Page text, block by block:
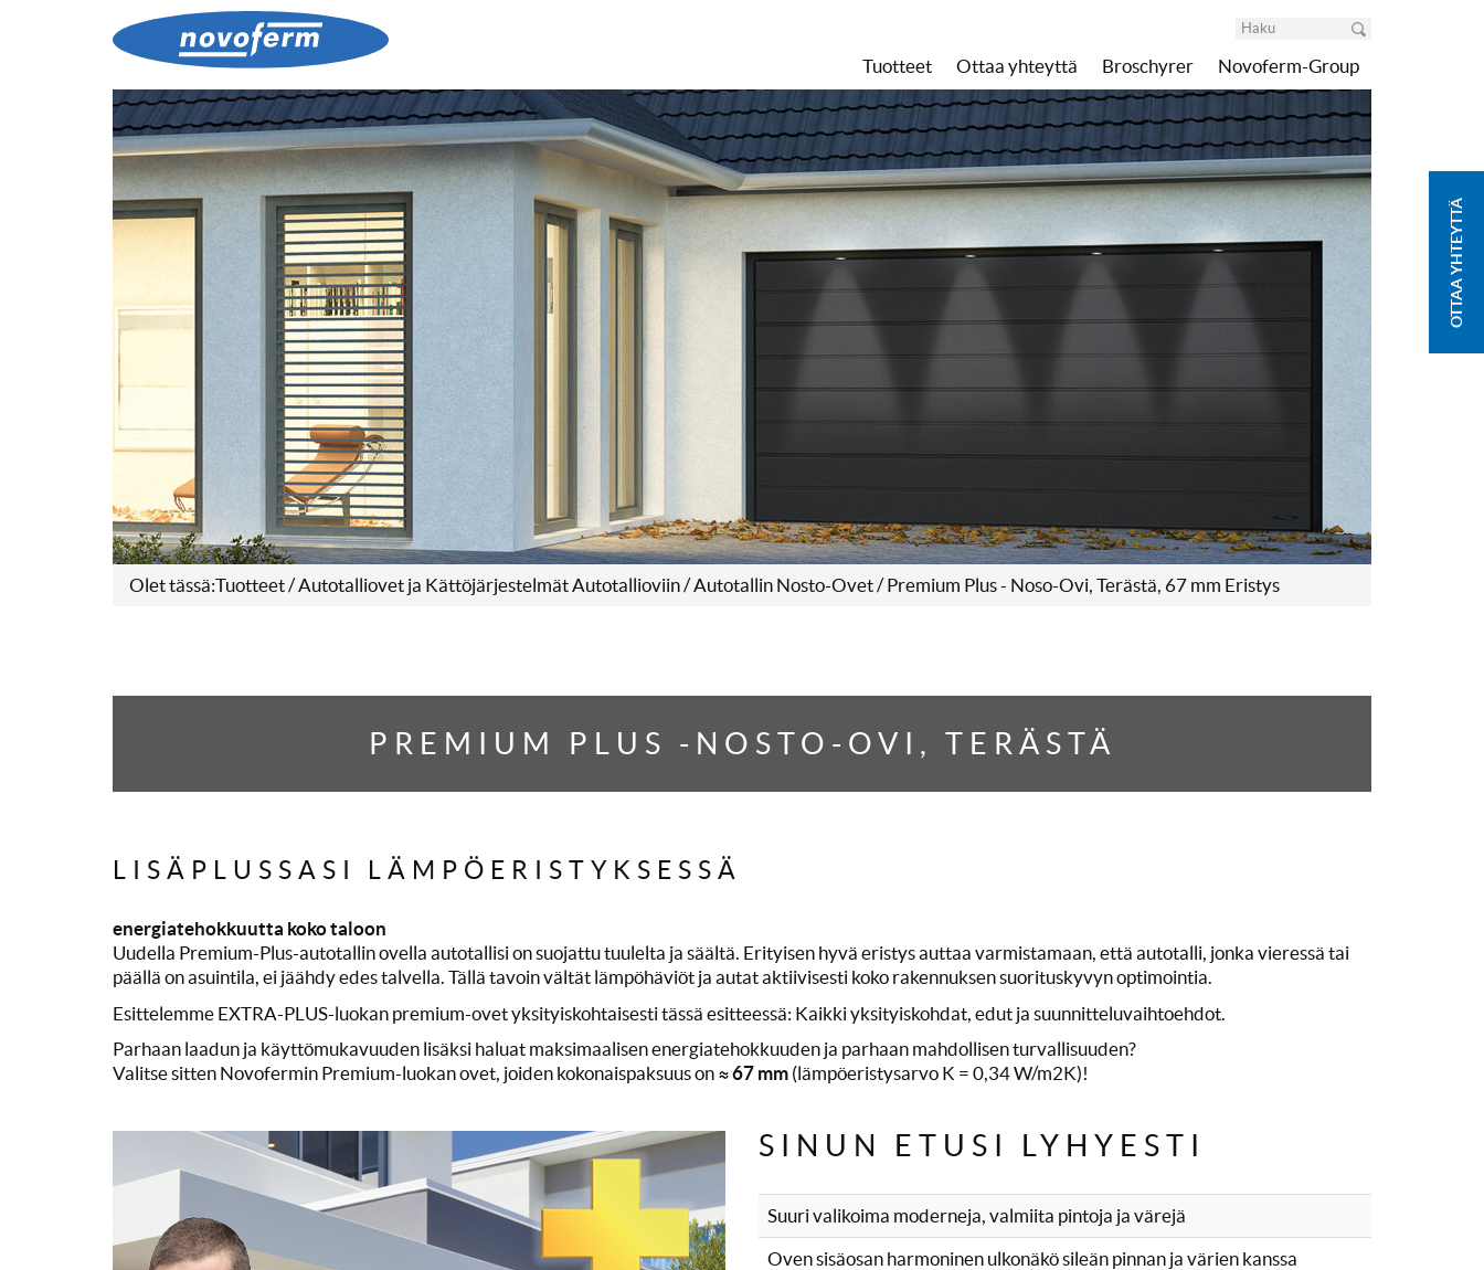
Tuotteet Ottaa yhteyttä Broschyrer Novoferm-Group
OTTAA YHTEYTTÄ
Olet tässä:Tuotteet/Autotalliovet ja Kättöjärjestelmät Autotallioviin/Autotallin Nosto-Ovet/ Premium Plus - Noso-Ovi, Terästä, 67 mm Eristys
PREMIUM PLUS -NOSTO-OVI, TERÄSTÄ
LISÄPLUSSASI LÄMPÖERISTYKSESSÄ
energiatehokkuutta koko taloon
Uudella Premium-Plus-autotallin ovella autotallisi on suojattu tuulelta ja säältä. Erityisen hyvä eristys auttaa varmistamaan, että autotalli, jonka vieressä tai
päällä on asuintila, ei jäähdy edes talvella. Tällä tavoin vältät lämpöhäviöt ja autat aktiivisesti koko rakennuksen suorituskyvyn optimointia.
Esittelemme EXTRA-PLUS-luokan premium-ovet yksityiskohtaisesti tässä esitteessä: Kaikki yksityiskohdat, edut ja suunnitteluvaihtoehdot.
Parhaan laadun ja käyttömukavuuden lisäksi haluat maksimaalisen energiatehokkuuden ja parhaan mahdollisen turvallisuuden?
Valitse sitten Novofermin Premium-luokan ovet, joiden kokonaispaksuus on ≈ 67 mm (lämpöeristysarvo K = 0,34 W/m2K)!
SINUN ETUSI LYHYESTI
Suuri valikoima moderneja, valmiita pintoja ja värejä
Oven sisäosan harmoninen ulkonäkö sileän pinnan ja värien kanssa